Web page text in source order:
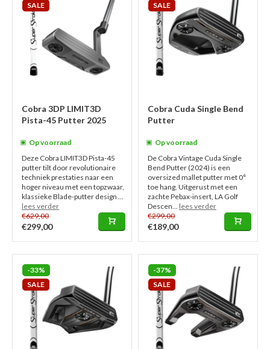
SALE
Cobra 3DP LIMIT3D
Pista-45 Putter 2025
Op voorraad
Deze Cobra LIMIT3D Pista-45
putter tilt door revolutionaire
techniek prestaties naar een
hoger niveau met een topzwaar,
klassieke Blade-putter design ...
lees verder
€629,00
€299,00
SALE
Cobra Cuda Single Bend
Putter
Op voorraad
De Cobra Vintage Cuda Single
Bend Putter (2024) is een
oversized mallet putter met 0°
toe hang. Uitgerust met een
zachte Pebax-insert, LA Golf
Descen... lees verder
€299,00
€189,00
-33%
SALE
-37%
SALE